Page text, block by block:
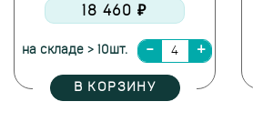
18 460 ₽
на складе > 10шт.
В КОРЗИНУ